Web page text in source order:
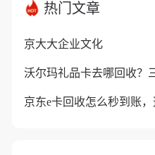
热门文章
京大大企业文化